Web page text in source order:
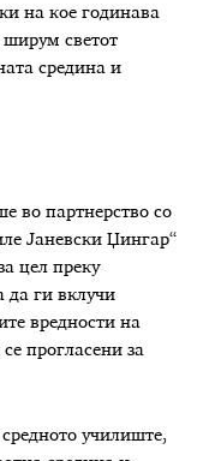
на кое годинава
ширум светот
средина и
во партнерство со
Јаневски Џингар“
цел преку
да ги вклучи
вредности на
прогласени за
училиште,